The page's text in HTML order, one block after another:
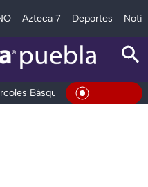
Azteca 7 Deportes
Básquetbol